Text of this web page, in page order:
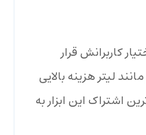
کاربرانش قرار
لیتر هزینه بالایی
اشتراک این ابزار به